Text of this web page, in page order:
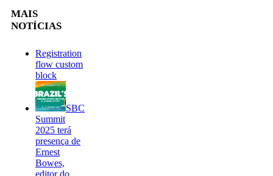
MAIS
NOTÍCIAS
Registration
flow custom
block
SBC
Summit
2025 terá
presença de
Ernest
Bowes,
editor do